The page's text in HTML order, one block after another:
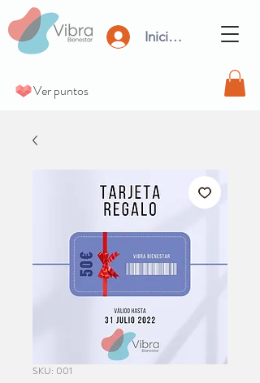
Iniciar Sesión
Ver puntos
SKU: 001